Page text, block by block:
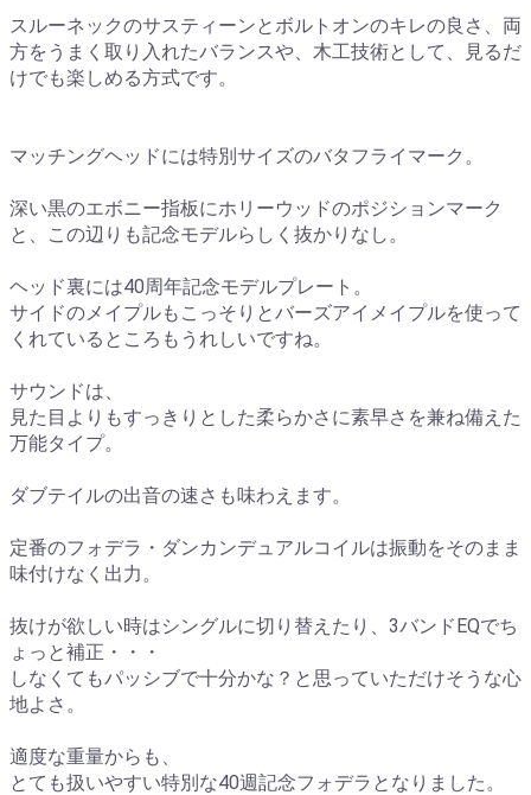
スルーネックのサスティーンとボルトオンのキレの良さ、両
方をうまく取り入れたバランスや、木工技術として、見るだ
けでも楽しめる方式です。
マッチングヘッドには特別サイズのバタフライマーク。
深い黒のエボニー指板にホリーウッドのポジションマーク
と、この辺りも記念モデルらしく抜かりなし。
ヘッド裏には40周年記念モデルプレート。
サイドのメイプルもこっそりとバーズアイメイプルを使って
くれているところもうれしいですね。
サウンドは、
見た目よりもすっきりとした柔らかさに素早さを兼ね備えた
万能タイプ。
ダブテイルの出音の速さも味わえます。
定番のフォデラ・ダンカンデュアルコイルは振動をそのまま
味付けなく出力。
抜けが欲しい時はシングルに切り替えたり、3バンドEQでち
ょっと補正・・・
しなくてもパッシブで十分かな？と思っていただけそうな心
地よさ。
適度な重量からも、
とても扱いやすい特別な40週記念フォデラとなりました。